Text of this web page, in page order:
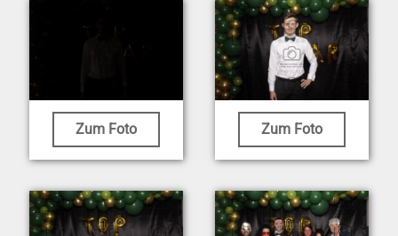
Zum Foto Zum Foto